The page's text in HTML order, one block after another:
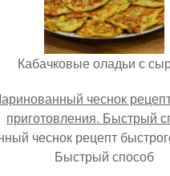
Кабачковые оладьи с
чеснок рецепт
Быстрый способ